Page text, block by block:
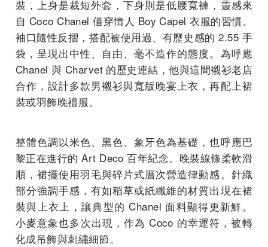
裝，上身是裁短外套，下身則是低腰寬褲，靈感來
自 Coco Chanel 借穿情人 Boy Capel 衣服的習慣。
袖口隨性反摺，搭配被使用過、有歷史感的 2.55 手
袋，呈現出中性、自由、毫不造作的態度。為呼應
Chanel 與 Charvet 的歷史連結，他與這間襯衫老店
合作，設計多款男襯衫與寬版晚宴上衣，再配上裙
裝或羽飾晚禮服。
整體色調以米色、黑色、象牙色為基礎，也呼應巴
黎正在進行的 Art Deco 百年紀念。晚裝線條柔軟滑
順，裙擺使用羽毛與碎片式層次營造律動感。針織
部分強調手感，有如稻草或紙纖維的材質出現在裙
裝與上衣上，讓典型的 Chanel 面料顯得更新鮮。
小麥意象也多次出現，作為 Coco 的幸運符，被轉
化成吊飾與刺繡細節。